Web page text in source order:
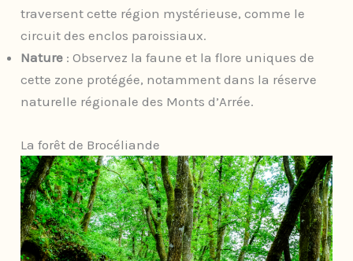
traversent cette région mystérieuse, comme le
circuit des enclos paroissiaux.
Nature : Observez la faune et la flore uniques de
cette zone protégée, notamment dans la réserve
naturelle régionale des Monts d’Arrée.
La forêt de Brocéliande